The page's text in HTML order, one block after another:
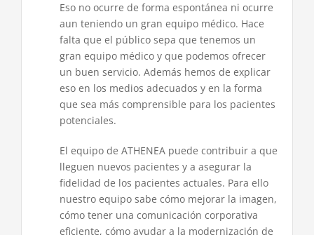
Eso no ocurre de forma espontánea ni ocurre
aun teniendo un gran equipo médico. Hace
falta que el público sepa que tenemos un
gran equipo médico y que podemos ofrecer
un buen servicio. Además hemos de explicar
eso en los medios adecuados y en la forma
que sea más comprensible para los pacientes
potenciales.
El equipo de ATHENEA puede contribuir a que
lleguen nuevos pacientes y a asegurar la
fidelidad de los pacientes actuales. Para ello
nuestro equipo sabe cómo mejorar la imagen,
cómo tener una comunicación corporativa
eficiente, cómo ayudar a la modernización de